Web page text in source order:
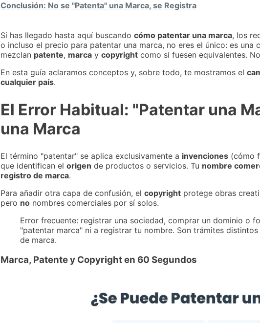
Conclusión: No se "Patenta" una Marca, se Registra
Si has llegado hasta aquí buscando cómo patentar una marca, los
o incluso el precio para patentar una marca, no eres el único: es una
mezclan patente, marca y copyright como si fuesen equivalentes.
En esta guía aclaramos conceptos y, sobre todo, te mostramos el
cualquier país.
El Error Habitual: "Patentar una
una Marca
El término "patentar" se aplica exclusivamente a invenciones (cómo
que identifican el origen de productos o servicios. Tu nombre
registro de marca.
Para añadir otra capa de confusión, el copyright protege obras
pero no nombres comerciales por sí solos.
Error frecuente: registrar una sociedad, comprar un dominio o
"patentar marca" ni a registrar tu nombre. Son trámites
de marca.
Marca, Patente y Copyright en 60 Segundos